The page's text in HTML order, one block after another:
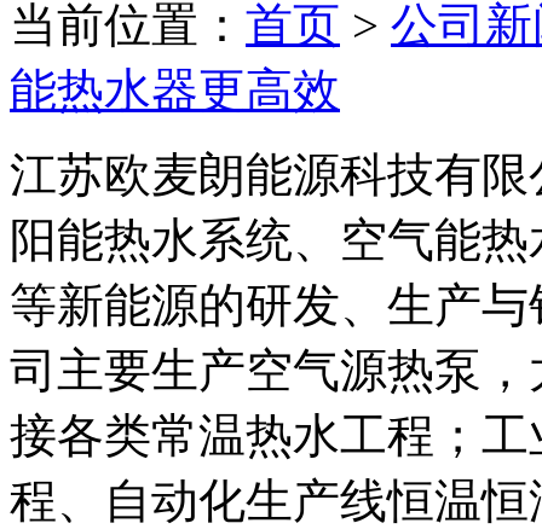
当前位置： 首页 > 公司
能热水器更高效
江苏欧麦朗能源科技有
阳能热水系统、空气能
等新能源的研发、生产
司主要生产空气源热泵
接各类常温热水工程；
程、自动化生产线恒温